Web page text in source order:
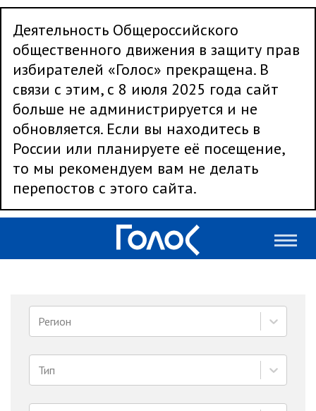
Деятельность Общероссийского
общественного движения в защиту прав
избирателей «Голос» прекращена. В
связи с этим, с 8 июля 2025 года сайт
больше не администрируется и не
обновляется. Если вы находитесь в
России или планируете её посещение,
то мы рекомендуем вам не делать
перепостов с этого сайта.
Регион
Тип